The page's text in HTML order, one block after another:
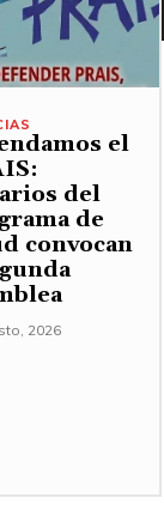
el
del
de
convocan
2026